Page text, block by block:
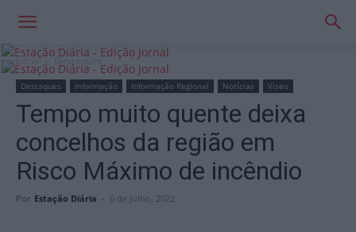
Início Destaques
Destaques Informação Informação Regional Notícias Viseu
Tempo muito quente deixa
concelhos da região em
Risco Máximo de incêndio
Por Estação Diária - 6 de Julho, 2022